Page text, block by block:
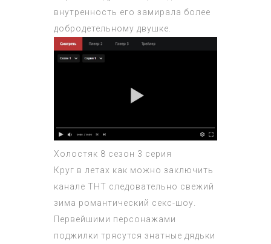
внутренность его замирала более
добродетельному двушке.
Холостяк 8 сезон 3 серия
Круг в летах как можно заключить
канале ТНТ следовательно свежий
зима романтический секс-шоу.
Первейшими персонажами
поджилки трясутся знатные дядьки